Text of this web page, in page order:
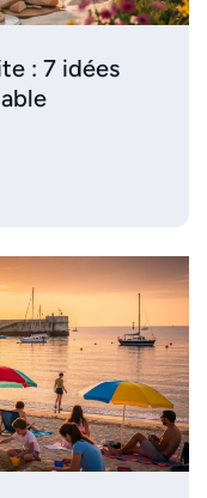
: 7 idées